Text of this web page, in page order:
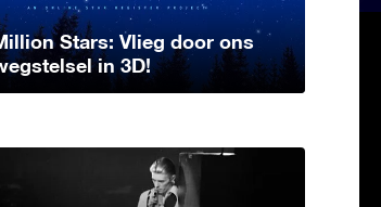
Stars: Vlieg door ons
in 3D!